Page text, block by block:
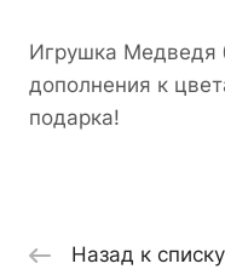
Игрушка Медведя
дополнения к
подарка!
Назад к списку